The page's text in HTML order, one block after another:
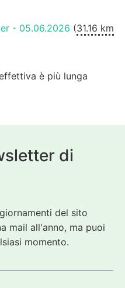
- 05.06.2026 (31.16 km
è più lunga
di
del sito
mail all'anno, ma puoi
momento.